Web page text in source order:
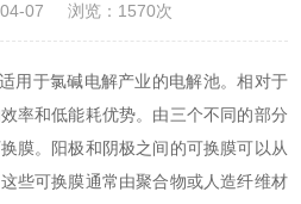
07 浏览：1570次
用于氯碱电解产业的电解池。相对于
率和低能耗优势。由三个不同的部分
膜。阳极和阴极之间的可换膜可以从
些可换膜通常由聚合物或人造纤维材